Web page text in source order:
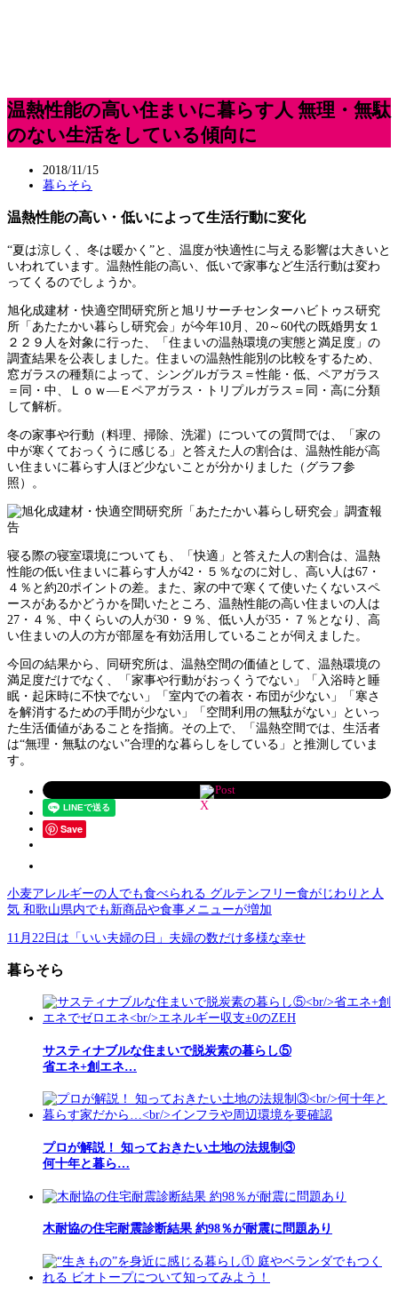
温熱性能の高い住まいに暮らす人 無理・無駄
のない生活をしている傾向に
2018/11/15
暮らそら
温熱性能の高い・低いによって生活行動に変化
“夏は涼しく、冬は暖かく”と、温度が快適性に与える影響は大きいと
いわれています。温熱性能の高い、低いで家事など生活行動は変わ
ってくるのでしょうか。
旭化成建材・快適空間研究所と旭リサーチセンターハビトゥス研究
所「あたたかい暮らし研究会」が今年10月、20～60代の既婚男女１
２２９人を対象に行った、「住まいの温熱環境の実態と満足度」の
調査結果を公表しました。住まいの温熱性能別の比較をするため、
窓ガラスの種類によって、シングルガラス＝性能・低、ペアガラス
＝同・中、Ｌｏｗ―Ｅペアガラス・トリプルガラス＝同・高に分類
して解析。
冬の家事や行動（料理、掃除、洗濯）についての質問では、「家の
中が寒くておっくうに感じる」と答えた人の割合は、温熱性能が高
い住まいに暮らす人ほど少ないことが分かりました（グラフ参
照）。
寝る際の寝室環境についても、「快適」と答えた人の割合は、温熱
性能の低い住まいに暮らす人が42・５％なのに対し、高い人は67・
４％と約20ポイントの差。また、家の中で寒くて使いたくないスペ
ースがあるかどうかを聞いたところ、温熱性能の高い住まいの人は
27・４％、中くらいの人が30・９％、低い人が35・７％となり、高
い住まいの人の方が部屋を有効活用していることが伺えました。
今回の結果から、同研究所は、温熱空間の価値として、温熱環境の
満足度だけでなく、「家事や行動がおっくうでない」「入浴時と睡
眠・起床時に不快でない」「室内での着衣・布団が少ない」「寒さ
を解消するための手間が少ない」「空間利用の無駄がない」といっ
た生活価値があることを指摘。その上で、「温熱空間では、生活者
は“無理・無駄のない”合理的な暮らしをしている」と推測していま
す。
Post
Save
小麦アレルギーの人でも食べられる グルテンフリー食がじわりと人
気 和歌山県内でも新商品や食事メニューが増加
11月22日は「いい夫婦の日」夫婦の数だけ多様な幸せ
暮らそら
サスティナブルな住まいで脱炭素の暮らし⑤
省エネ+創エネ…
プロが解説！ 知っておきたい土地の法規制③
何十年と暮ら…
木耐協の住宅耐震診断結果 約98％が耐震に問題あり